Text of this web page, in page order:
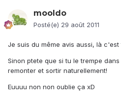
mooldo
Posté(e) 29 août 2011
Je suis du même avis aussi, là c'est
Sinon ptete que si tu le trempe
remonter et sortir naturellement!
Euuuu non non oublie ça xD